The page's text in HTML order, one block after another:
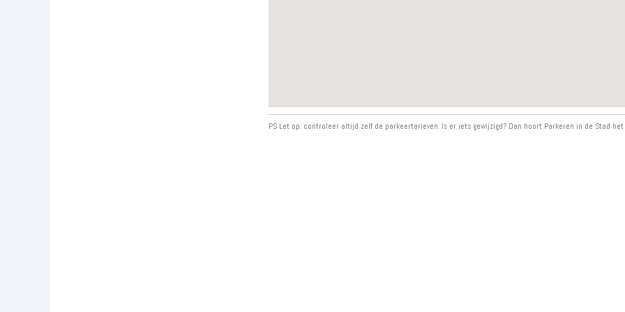
PS Let op: controleer altijd zelf de parkeertarieven. Is er iets gewijzigd? Dan hoort Parkeren in de Stad het